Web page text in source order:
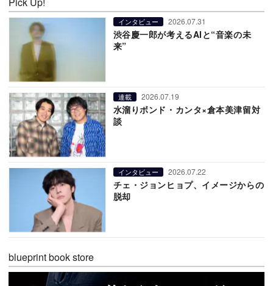
インタビュー 2026.07.31
渋谷慶一郎が考えるAIと“音楽の未
来”
連載 2026.07.19
水溜りボンド・カンタ×倉本美津留対
談
インタビュー 2026.07.22
チェ・ジョンヒョプ、イメージからの
脱却
blueprint book store